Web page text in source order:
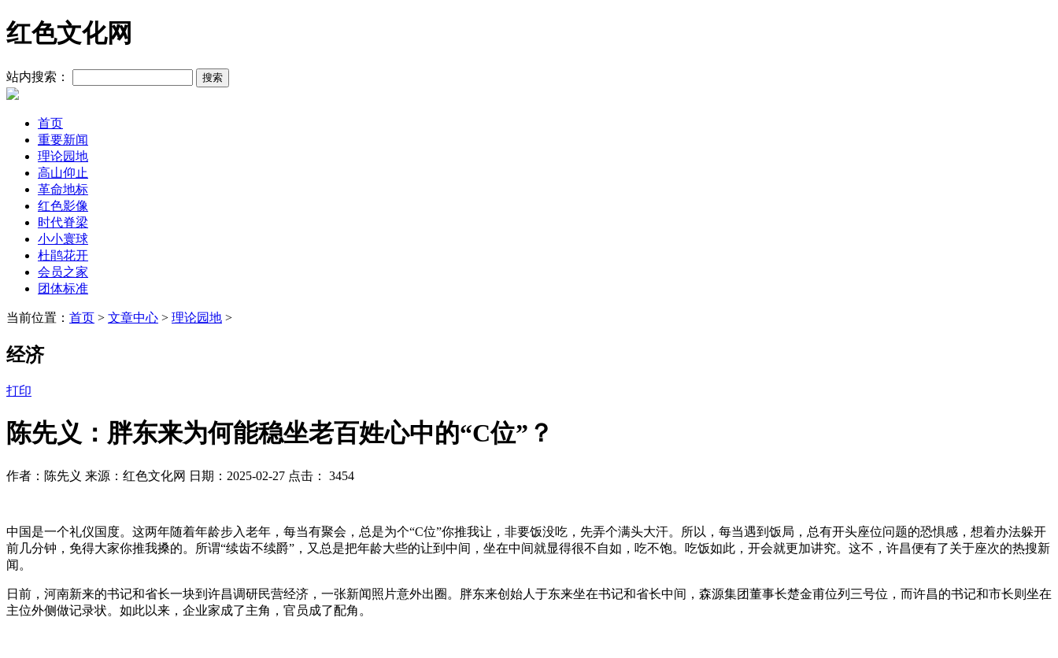
红色文化网
站内搜索：
首页
重要新闻
理论园地
高山仰止
革命地标
红色影像
时代脊梁
小小寰球
杜鹃花开
会员之家
团体标准
当前位置： 首页 > 文章中心 > 理论园地 >
经济
打印
陈先义：胖东来为何能稳坐老百姓心中的“C位”？
作者：陈先义 来源：红色文化网 日期：2025-02-27 点击： 3454
中国是一个礼仪国度。这两年随着年龄步入老年，每当有聚会，总是为个“C位”你推我让，非要饭没吃，先弄个满头大汗。所以，每当遇到饭局，总有开头座位问题的恐惧感，想着办法躲开
前几分钟，免得大家你推我搡的。所谓“续齿不续爵”，又总是把年龄大些的让到中间，坐在中间就显得很不自如，吃不饱。吃饭如此，开会就更加讲究。这不，许昌便有了关于座次的热搜新
闻。
日前，河南新来的书记和省长一块到许昌调研民营经济，一张新闻照片意外出圈。胖东来创始人于东来坐在书记和省长中间，森源集团董事长楚金甫位列三号位，而许昌的书记和市长则坐在
主位外侧做记录状。如此以来，企业家成了主角，官员成了配角。